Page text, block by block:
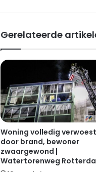
Gerelateerde
Woning volledig verwoest
door brand, bewoner
zwaargewond |
Watertorenweg